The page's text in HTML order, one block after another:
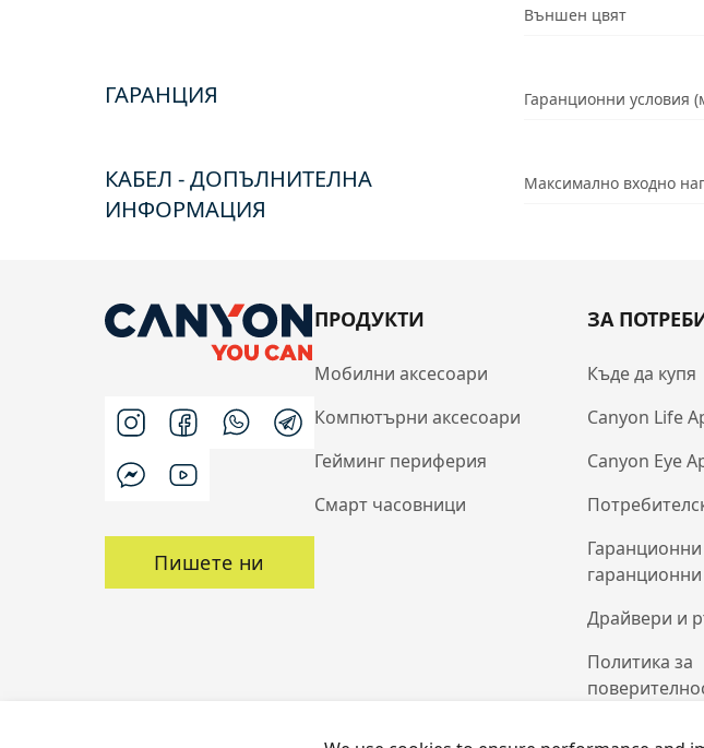
Външен цвят
ГАРАНЦИЯ Гаранционни условия
КАБЕЛ - ДОПЪЛНИТЕЛНА
ИНФОРМАЦИЯ
Максимално входно
Пишете ни
ПРОДУКТИ
Мобилни аксесоари
Компютърни аксесоари
Гейминг периферия
Смарт часовници
ЗА
Къде да купя
Canyon Life
Canyon Eye
гаранционни
Драйвери и
Политика за